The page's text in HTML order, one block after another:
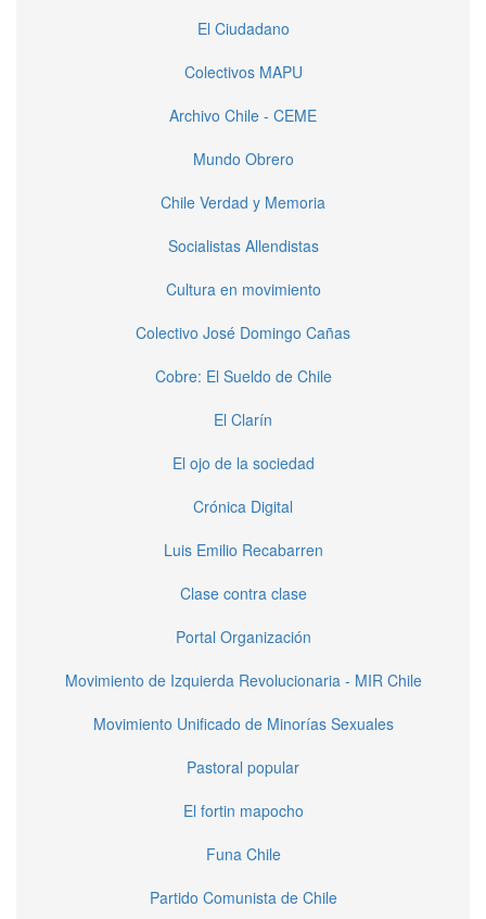
El Ciudadano
Colectivos MAPU
Archivo Chile - CEME
Mundo Obrero
Chile Verdad y Memoria
Socialistas Allendistas
Cultura en movimiento
Colectivo José Domingo Cañas
Cobre: El Sueldo de Chile
El Clarín
El ojo de la sociedad
Crónica Digital
Luis Emilio Recabarren
Clase contra clase
Portal Organización
Movimiento de Izquierda Revolucionaria - MIR Chile
Movimiento Unificado de Minorías Sexuales
Pastoral popular
El fortin mapocho
Funa Chile
Partido Comunista de Chile